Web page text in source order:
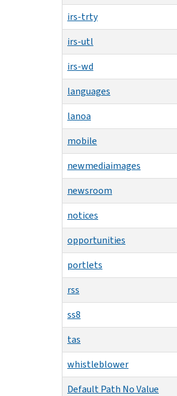
irs-trty
irs-utl
irs-wd
languages
lanoa
mobile
newmediaimages
newsroom
notices
opportunities
portlets
rss
ss8
tas
whistleblower
Default Path No Value